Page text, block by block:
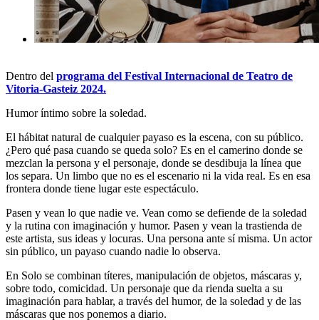
Dentro del programa del Festival Internacional de Teatro de
Vitoria-Gasteiz 2024.
Humor íntimo sobre la soledad.
El hábitat natural de cualquier payaso es la escena, con su público.
¿Pero qué pasa cuando se queda solo? Es en el camerino donde se
mezclan la persona y el personaje, donde se desdibuja la línea que
los separa. Un limbo que no es el escenario ni la vida real. Es en esa
frontera donde tiene lugar este espectáculo.
Pasen y vean lo que nadie ve. Vean como se defiende de la soledad
y la rutina con imaginación y humor. Pasen y vean la trastienda de
este artista, sus ideas y locuras. Una persona ante sí misma. Un actor
sin público, un payaso cuando nadie lo observa.
En Solo se combinan títeres, manipulación de objetos, máscaras y,
sobre todo, comicidad. Un personaje que da rienda suelta a su
imaginación para hablar, a través del humor, de la soledad y de las
máscaras que nos ponemos a diario.